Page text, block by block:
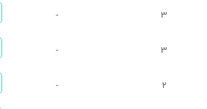
3
-
3
-
2
-